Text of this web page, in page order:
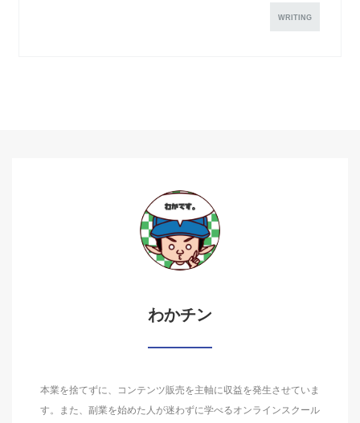
WRITING
わかチン
本業を捨てずに、コンテンツ販売を主軸に収益を発生させていま
す。また、副業を始めた人が迷わずに学べるオンラインスクール